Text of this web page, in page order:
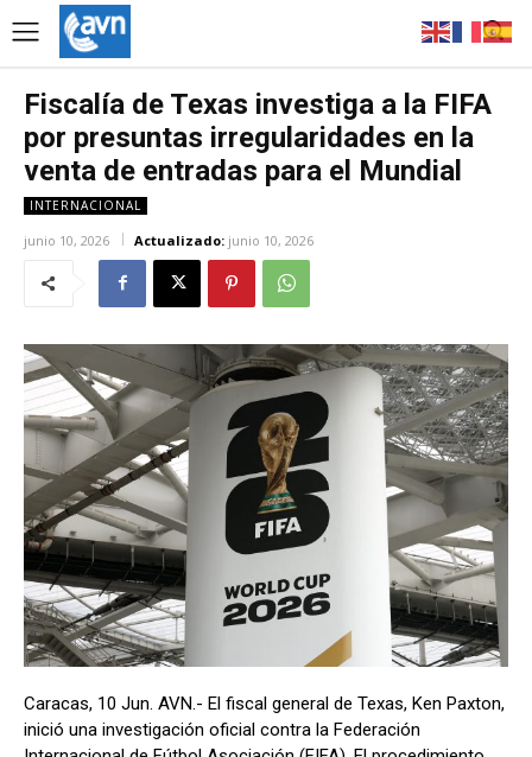
Fiscalía de Texas investiga a la FIFA
por presuntas irregularidades en la
venta de entradas para el Mundial
INTERNACIONAL
junio 10, 2026 Actualizado: junio 10, 2026
Caracas, 10 Jun. AVN.- El fiscal general de Texas, Ken Paxton,
inició una investigación oficial contra la Federación